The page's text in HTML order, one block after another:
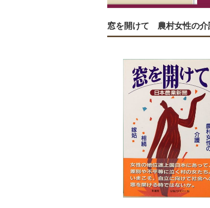
窓を開けて 農村女性の介